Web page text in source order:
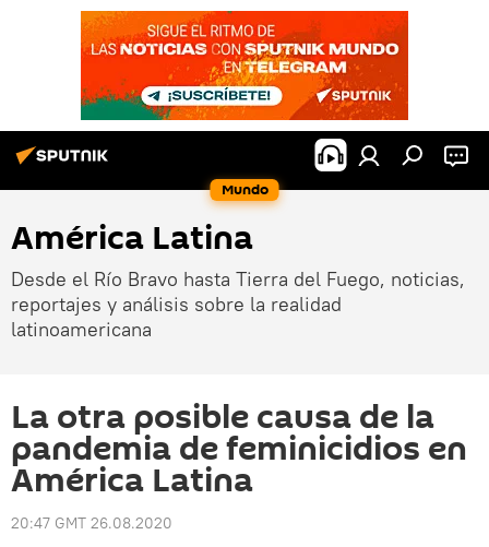
Mundo
América Latina
Desde el Río Bravo hasta Tierra del Fuego, noticias,
reportajes y análisis sobre la realidad
latinoamericana
La otra posible causa de la
pandemia de feminicidios en
América Latina
20:47 GMT 26.08.2020